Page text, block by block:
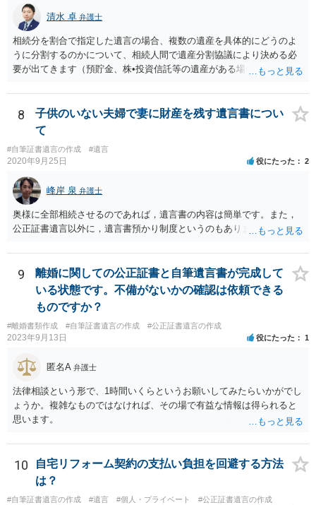
清水 卓 弁護士
相続分を割合で指定した遺言の場合、複数の遺産を具体的にどうのよ
うに分割するのかについて、相続人間で遺産分割協議により決める必
要が出てきます（預貯金、株•投資信託等の遺産がある場合に、どの遺
投資信託は他の相続人にというような分け方をするのか等について
は、相続人間で遺産分割協議により決める必要があります）。
8
子供のいない夫婦で妻に財産を残す遺言書につい
て
#自筆証書遺言の作成 #遺言
2020年9月25日 役にたった 2
峰岸 泉 弁護士
奥様に全部相続させるのであれば，遺言書の内容は簡単です。また，
公正証書遺言以外に，遺言書預かり制度というのもあります。
9
離婚に関しての公正証書と自筆遺言書が完成して
いる状態です。不備がないかの確認は依頼できる
ものですか？
#離婚書類作成 #自筆証書遺言の作成 #公正証書遺言の作成
2023年9月13日 役にたった 1
匿名A 弁護士
法律相談という形で、1時間いくらというお願いしてみたらいかがでし
ょうか。複雑なものではなければ、その場で有益な情報は得られると
思います。
10
自宅リフォーム契約の支払い負担を回避する方法
は？
#自筆証書遺言の作成 #遺言 #個人・プライベート #公正証書遺言の作成